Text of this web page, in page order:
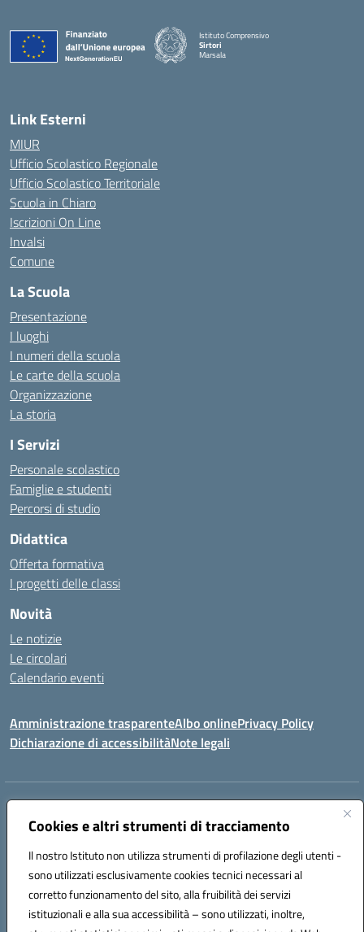
Cookies e altri strumenti di tracciamento
Il nostro Istituto non utilizza strumenti di profilazione degli utenti -
sono utilizzati esclusivamente cookies tecnici necessari al
corretto funzionamento del sito, alla fruibilità dei servizi
istituzionali e alla sua accessibilità – sono utilizzati, inoltre,
Istituto Comprensivo
Sirtori
Marsala
Link Esterni
MIUR
Ufficio Scolastico Regionale
Ufficio Scolastico Territoriale
Scuola in Chiaro
Iscrizioni On Line
Invalsi
Comune
La Scuola
Presentazione
I luoghi
I numeri della scuola
Le carte della scuola
Organizzazione
La storia
I Servizi
Personale scolastico
Famiglie e studenti
Percorsi di studio
Didattica
Offerta formativa
I progetti delle classi
Novità
Le notizie
Le circolari
Calendario eventi
Amministrazione trasparenteAlbo onlinePrivacy Policy
Dichiarazione di accessibilitàNote legali
Indirizzo:
Centralino:0923993485 Email:tpic84500v@istruzione.it
Codice fiscale: 91039050819
Codice meccanografico:
tpic84500v
Codice unico di fatturazione (CUF): JZDXRK